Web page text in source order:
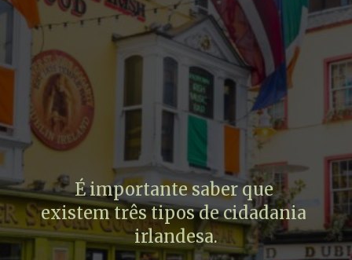
É importante saber que
existem três tipos de cidadania
irlandesa.